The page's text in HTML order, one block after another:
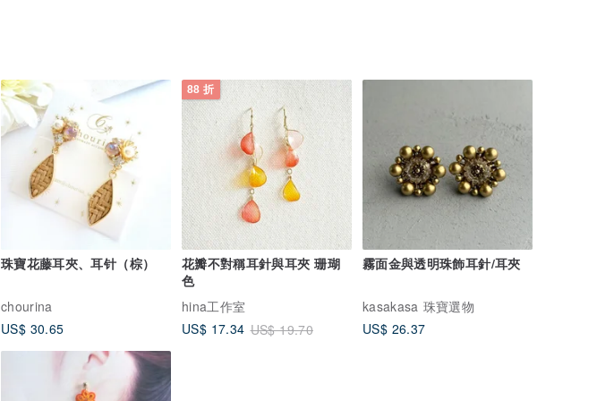
珠寶花藤耳夾、耳针（棕）
chourina
US$ 30.65
88 折
花瓣不對稱耳針與耳夾 珊瑚
色
hina工作室
US$ 17.34 US$ 19.70
霧面金與透明珠飾耳針/耳夾
kasakasa 珠寶選物
US$ 26.37